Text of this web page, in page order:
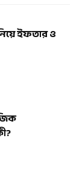
ইফতার ও